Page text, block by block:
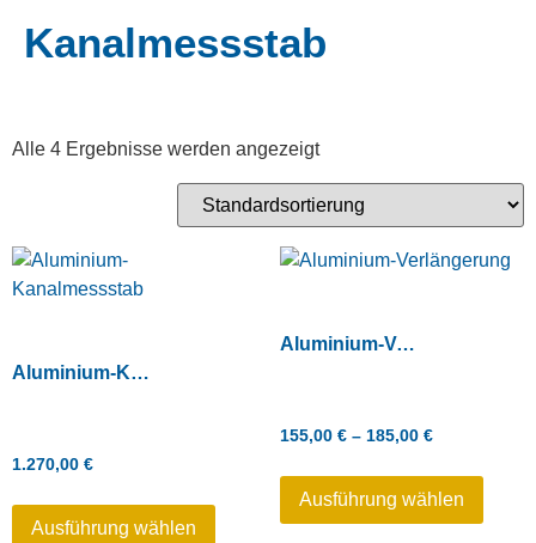
Kanalmessstab
Alle 4 Ergebnisse werden angezeigt
Aluminium-Kanalmessstab
1.270,00 €
Ausführung wählen
Aluminium-Verlängerung
155,00 € – 185,00 €
Ausführung wählen